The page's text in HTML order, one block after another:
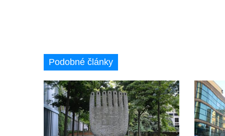
Socha Mateřství v parku Na Sadech v
Českých Budějovicích
Památník Otokara Mokrého v parku Na
Sadech v Českých Budějovicích
Poslední dochovaný tramvajový sloup na
Pražské třídě v Českých Budějovicích
Podobné články